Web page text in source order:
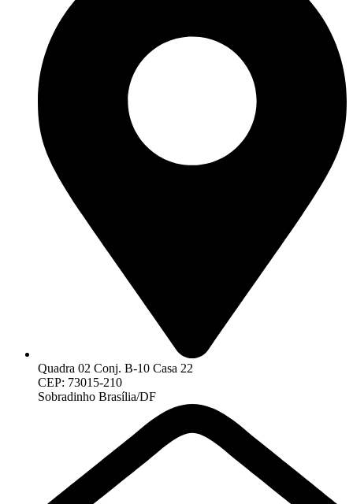
Quadra 02 Conj. B-10 Casa 22
CEP: 73015-210
Sobradinho Brasília/DF